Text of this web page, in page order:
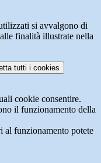
si avvalgono di
finalità illustrate nella
tutti i cookies
cookie consentire.
il funzionamento della
al funzionamento potete